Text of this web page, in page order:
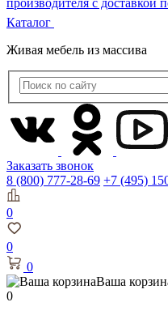
Каталог
Живая мебель из массива
Заказать звонок
8 (800) 777-28-69 +7 (495)
0
0
0
Ваша
0